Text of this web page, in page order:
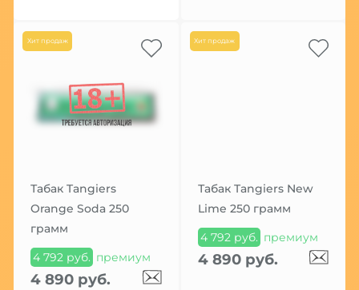
Хит продаж
Табак Tangiers
Orange Soda 250
грамм
4 792 руб. премиум
4 890 руб.
Хит продаж
Табак Tangiers New
Lime 250 грамм
4 792 руб. премиум
4 890 руб.